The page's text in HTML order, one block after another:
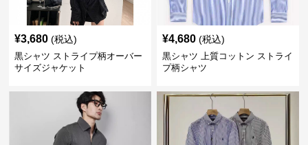
¥3,680 (税込)
黒シャツ ストライプ柄オーバー
サイズジャケット
¥4,680 (税込)
黒シャツ 上質コットン ストライ
プ柄シャツ